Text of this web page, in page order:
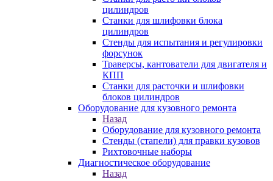
цилиндров
Станки для шлифовки блока
цилиндров
Стенды для испытания и регулировки
форсунок
Траверсы, кантователи для двигателя и
КПП
Станки для расточки и шлифовки
блоков цилиндров
Оборудование для кузовного ремонта
Назад
Оборудование для кузовного ремонта
Стенды (стапели) для правки кузовов
Рихтовочные наборы
Диагностическое оборудование
Назад